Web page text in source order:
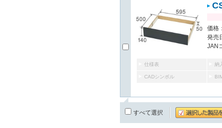
価格
発売
JAN
仕様表 納
CADシンボル
すべて選択